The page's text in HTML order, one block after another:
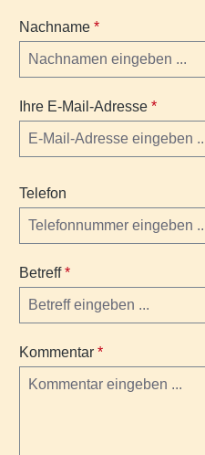
Nachname *
Ihre E-Mail-Adresse *
Telefon
Betreff*
Kommentar *